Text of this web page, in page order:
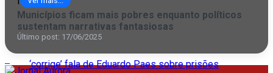
desta quinta (6) do São Salvador
Municípios ficam mais pobres enquanto políticos
sustentam narrativas fantasiosas
Último post: 17/06/2025